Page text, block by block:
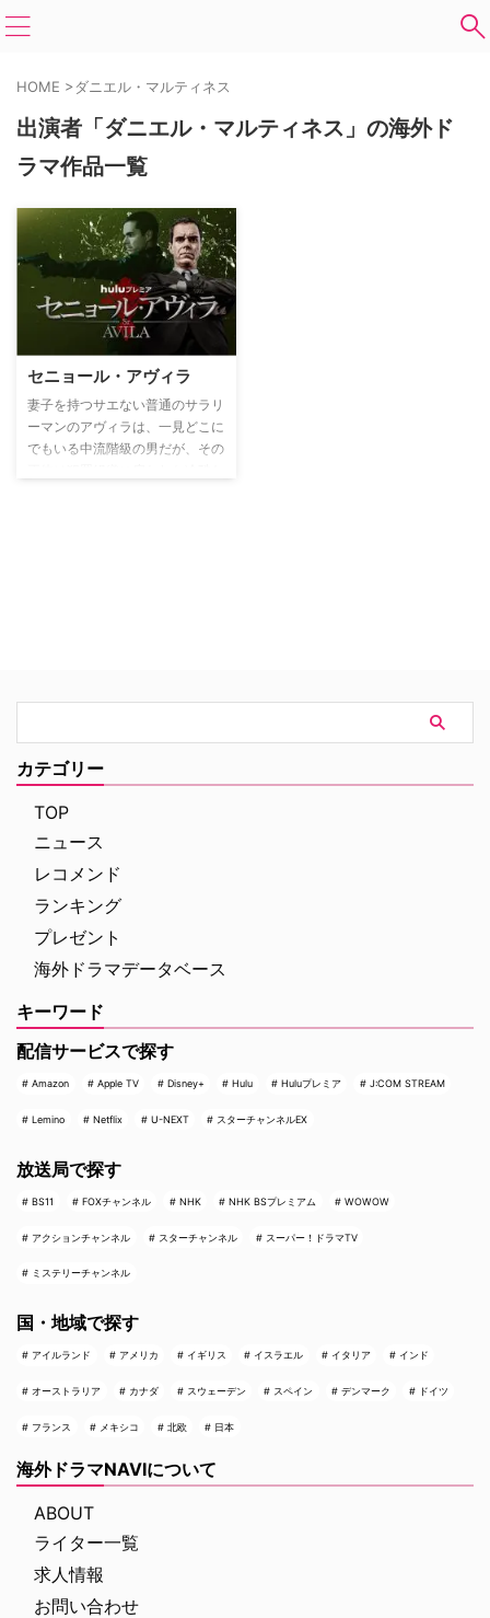
HOME >ダニエル・マルティネス
出演者「ダニエル・マルティネス」の海外ド
ラマ作品一覧
セニョール・アヴィラ
妻子を持つサエない普通のサラリ
ーマンのアヴィラは、一見どこに
でもいる中流階級の男だが、その
らゆる危機が襲う。
カテゴリー
TOP
ニュース
レコメンド
ランキング
プレゼント
海外ドラマデータベース
キーワード
配信サービスで探す
Amazon Apple TV Disney+ Hulu Huluプレミア J:COM STREAM
Lemino Netflix U-NEXT スターチャンネルEX
放送局で探す
BS11 FOXチャンネル NHK NHK BSプレミアム WOWOW
アクションチャンネル スターチャンネル スーパー！ドラマTV
ミステリーチャンネル
国・地域で探す
アイルランド アメリカ イギリス イスラエル イタリア インド
オーストラリア カナダ スウェーデン スペイン デンマーク ドイツ
フランス メキシコ 北欧 日本
海外ドラマNAVIについて
ABOUT
ライター一覧
求人情報
お問い合わせ